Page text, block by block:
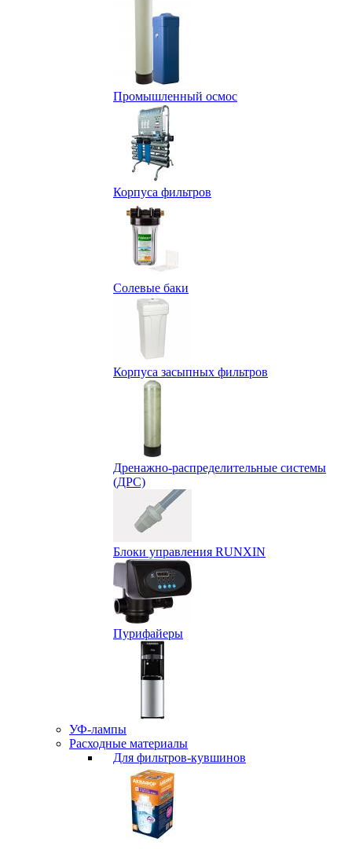
Промышленный осмос
Корпуса фильтров
Солевые баки
Корпуса засыпных фильтров
Дренажно-распределительные системы
(ДРС)
Блоки управления RUNXIN
Пурифайеры
УФ-лампы
Расходные материалы
Для фильтров-кувшинов